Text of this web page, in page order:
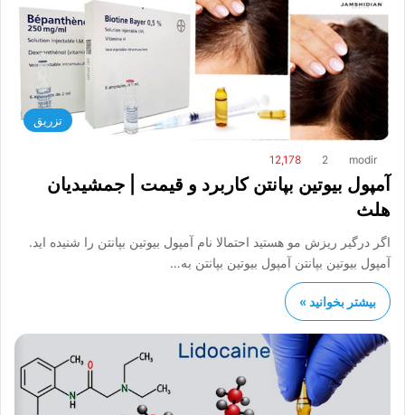
تزریق
modir
2
12,178
آمپول بیوتین بپانتن کاربرد و قیمت | جمشیدیان
هلث
اگر درگیر ریزش مو هستید احتمالا نام آمپول بیوتین بپانتن را شنیده اید.
آمپول بیوتین بپانتن آمپول بیوتین بپانتن به…
بیشتر بخوانید »